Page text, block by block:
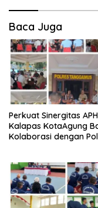
Baca Juga
Perkuat Sinergitas
Kalapas KotaAgung
Kolaborasi dengan
Lapas